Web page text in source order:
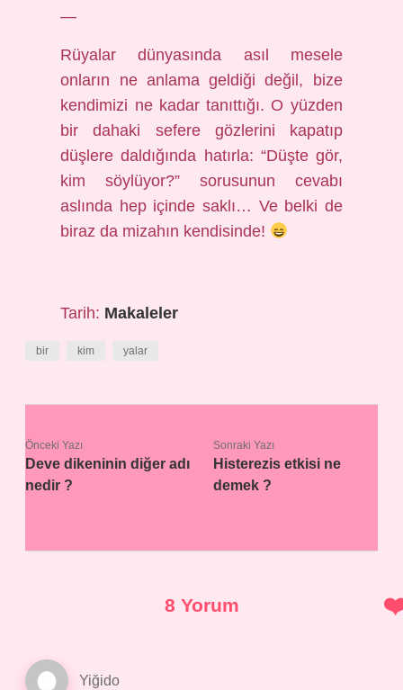
—
Rüyalar dünyasında asıl mesele
onların ne anlama geldiği değil, bize
kendimizi ne kadar tanıttığı. O yüzden
bir dahaki sefere gözlerini kapatıp
düşlere daldığında hatırla: “Düşte gör,
kim söylüyor?” sorusunun cevabı
aslında hep içinde saklı… Ve belki de
biraz da mizahın kendisinde!
Tarih: Makaleler
bir kim yalar
Önceki Yazı
Deve dikeninin diğer adı
nedir ?
Sonraki Yazı
Histerezis etkisi ne
demek ?
8 Yorum
Yiğido